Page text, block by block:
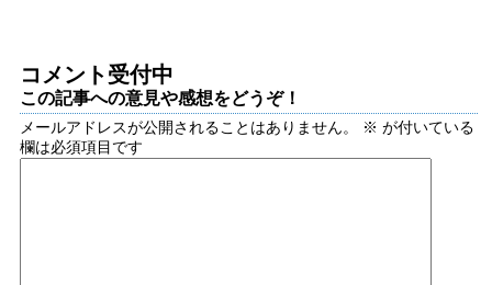
コメント受付中
この記事への意見や感想をどうぞ！
メールアドレスが公開されることはありません。 ※ が付いている
欄は必須項目です